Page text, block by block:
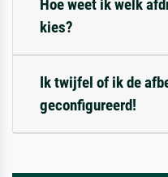
Hoe weet ik welk
kies?
Ik twijfel of ik de
geconfigureerd!